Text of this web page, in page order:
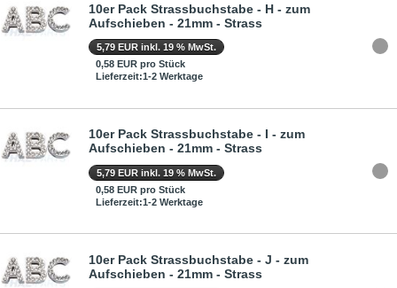
10er Pack Strassbuchstabe - H - zum
Aufschieben - 21mm - Strass
5,79 EUR inkl. 19 % MwSt.
0,58 EUR pro Stück
Lieferzeit:1-2 Werktage
10er Pack Strassbuchstabe - I - zum
Aufschieben - 21mm - Strass
5,79 EUR inkl. 19 % MwSt.
0,58 EUR pro Stück
Lieferzeit:1-2 Werktage
10er Pack Strassbuchstabe - J - zum
Aufschieben - 21mm - Strass